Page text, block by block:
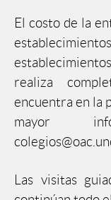
El costo de la
realiza
encuentra en la
mayor
Las visitas